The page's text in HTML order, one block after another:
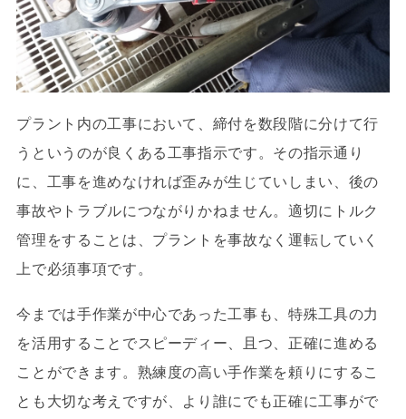
プラント内の工事において、締付を数段階に分けて行
うというのが良くある工事指示です。その指示通り
に、工事を進めなければ歪みが生じていしまい、後の
事故やトラブルにつながりかねません。適切にトルク
管理をすることは、プラントを事故なく運転していく
上で必須事項です。
今までは手作業が中心であった工事も、特殊工具の力
を活用することでスピーディー、且つ、正確に進める
ことができます。熟練度の高い手作業を頼りにするこ
とも大切な考えですが、より誰にでも正確に工事がで